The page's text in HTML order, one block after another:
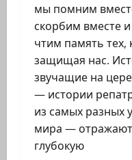
мы помним
скорбим вместе
чтим память тех,
защищая нас.
звучащие на
— истории
из самых разных
мира — отражают
глубокую